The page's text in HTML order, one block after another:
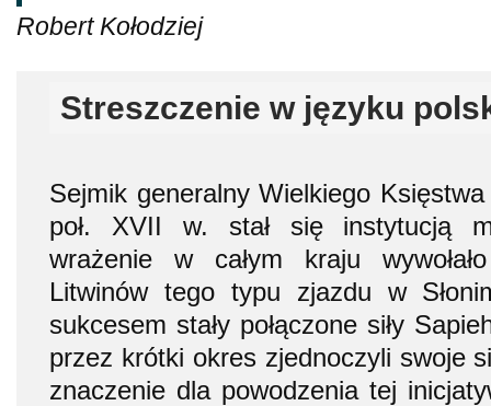
Robert Kołodziej
Streszczenie w języku
Sejmik generalny Wielkiego
poł. XVII w. stał się instytucją
wrażenie w całym kraju
Litwinów tego typu zjazdu w
sukcesem stały połączone siły
przez krótki okres zjednoczyli swoje
znaczenie dla powodzenia tej